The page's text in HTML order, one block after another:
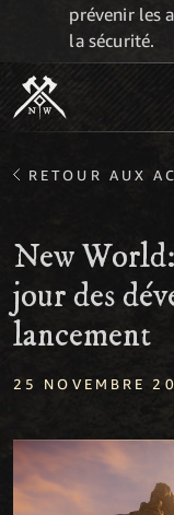
prévenir les
la sécurité.
RETOUR AUX
New
jour des
lancement
25 NOVEMBRE